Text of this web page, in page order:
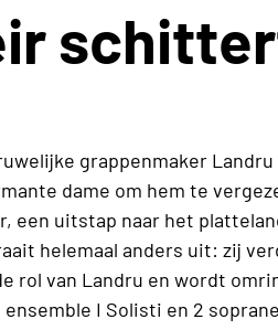
grappenmaker
dame om hem te
een uitstap naar het
helemaal anders uit: zij
rol van Landru en wordt
I Solisti en 2